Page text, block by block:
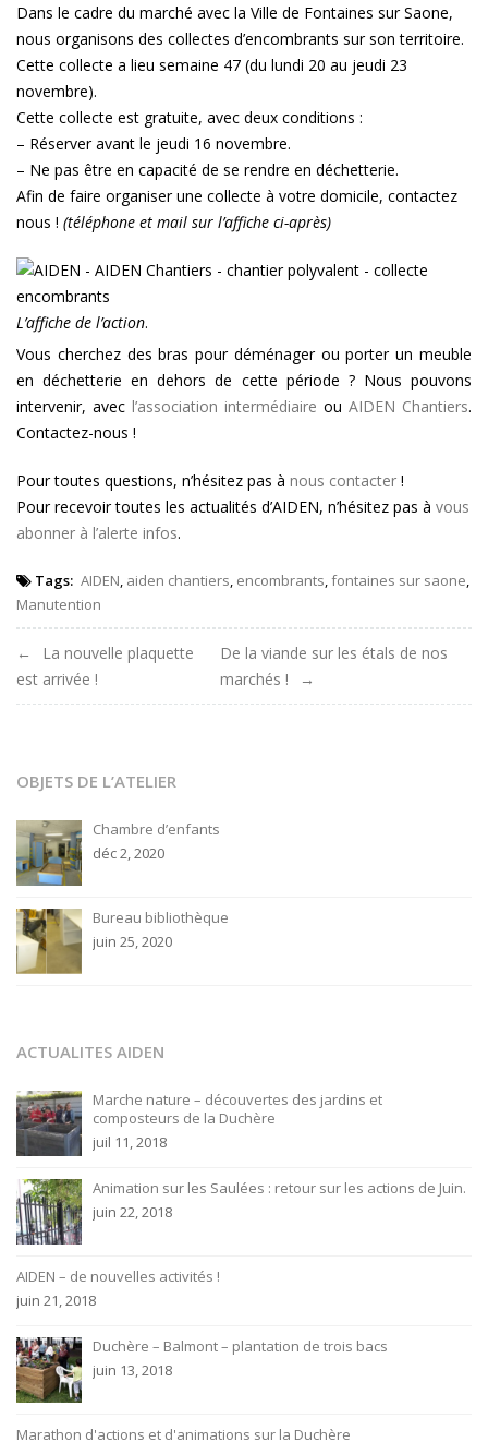
Dans le cadre du marché avec la Ville de Fontaines sur Saone,
nous organisons des collectes d’encombrants sur son territoire.
Cette collecte a lieu semaine 47 (du lundi 20 au jeudi 23
novembre).
Cette collecte est gratuite, avec deux conditions :
– Réserver avant le jeudi 16 novembre.
– Ne pas être en capacité de se rendre en déchetterie.
Afin de faire organiser une collecte à votre domicile, contactez
nous ! (téléphone et mail sur l’affiche ci-après)
L’affiche de l’action.
Vous cherchez des bras pour déménager ou porter un meuble
en déchetterie en dehors de cette période ? Nous pouvons
intervenir, avec l’association intermédiaire ou AIDEN Chantiers.
Contactez-nous !
Pour toutes questions, n’hésitez pas à nous contacter !
Pour recevoir toutes les actualités d’AIDEN, n’hésitez pas à vous
abonner à l’alerte infos.
Tags: AIDEN, aiden chantiers, encombrants,fontaines sur saone,
Manutention
Navigation
de
La nouvelle plaquette
est arrivée !
De la viande sur les étals de nos
marchés !
OBJETS DE L’ATELIER
Chambre d’enfants
déc 2, 2020
Bureau bibliothèque
juin 25, 2020
ACTUALITES AIDEN
Marche nature – découvertes des jardins et
composteurs de la Duchère
juil 11, 2018
Animation sur les Saulées : retour sur les actions de Juin.
juin 22, 2018
AIDEN – de nouvelles activités !
juin 21, 2018
Duchère – Balmont – plantation de trois bacs
juin 13, 2018
Marathon d'actions et d'animations sur la Duchère